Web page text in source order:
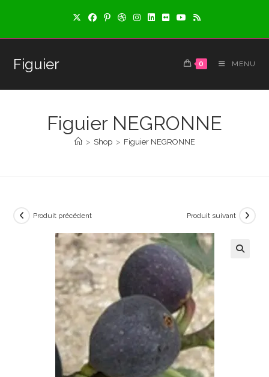
content
Figuier 0 MENU
Figuier NEGRONNE
> Shop > Figuier NEGRONNE
Produit précédent Produit suivant